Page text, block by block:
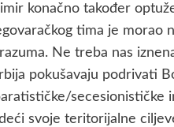
konačno također
tima je morao
Ne treba nas
pokušavaju podrivati
secesionističke
svoje teritorijalne